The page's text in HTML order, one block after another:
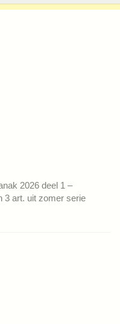
2026 deel 1 –
3 art. uit zomer serie